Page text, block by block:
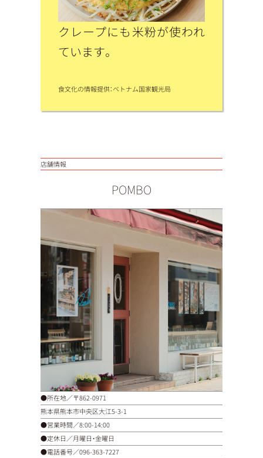
クレープにも米粉が使われ
ています。
食文化の情報提供：ベトナム国家観光局
店舗情報
POMBO
●所在地／〒862-0971
熊本県熊本市中央区大江5-3-1
●営業時間／8:00-14:00
●定休日／月曜日・金曜日
●電話番号／096-363-7227